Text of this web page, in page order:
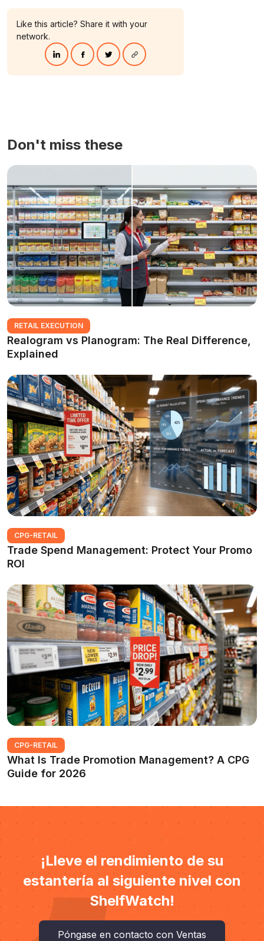
Like this article? Share it with your
network.
Don't miss these
RETAIL EXECUTION
Realogram vs Planogram: The Real Difference,
Explained
CPG-RETAIL
Trade Spend Management: Protect Your Promo
ROI
CPG-RETAIL
What Is Trade Promotion Management? A CPG
Guide for 2026
¡Lleve el rendimiento de su
estantería al siguiente nivel con
ShelfWatch!
Póngase en contacto con Ventas